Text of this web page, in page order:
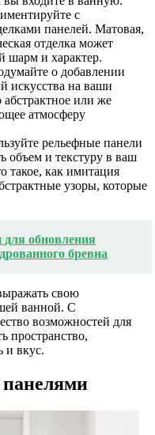
с
панелей. Матовая,
отделка может
шарм и характер.
о добавлении
искусства на ваши
или же
атмосферу
рельефные панели
объем и текстуру в ваш
такое, как имитация
узоры, которые
обновления
бревна
свою
ванной. С
возможностей для
пространство,
и вкус.